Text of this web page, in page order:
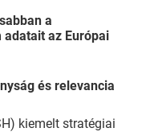
a
az Európai
és relevancia
kiemelt stratégiai